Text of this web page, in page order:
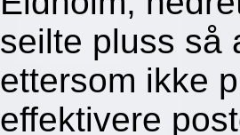
seilte pluss så
ettersom ikke
effektivere